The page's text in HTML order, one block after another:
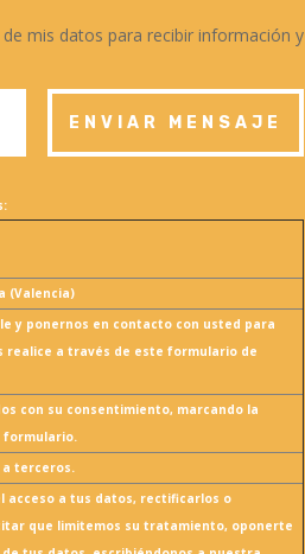
mis datos para recibir información y
ENVIAR MENSAJE
(Valencia)
y ponernos en contacto con usted para
realice a través de este formulario de
con su consentimiento, marcando la
formulario.
a terceros.
acceso a tus datos, rectificarlos o
que limitemos su tratamiento, oponerte